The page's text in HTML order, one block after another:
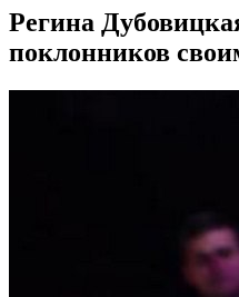
Регина
поклонников